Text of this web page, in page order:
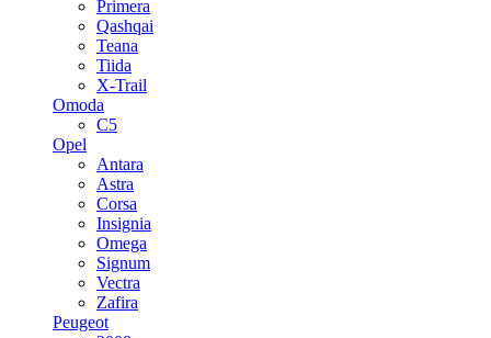
Primera
Qashqai
Teana
Tiida
X-Trail
Omoda
C5
Opel
Antara
Astra
Corsa
Insignia
Omega
Signum
Vectra
Zafira
Peugeot